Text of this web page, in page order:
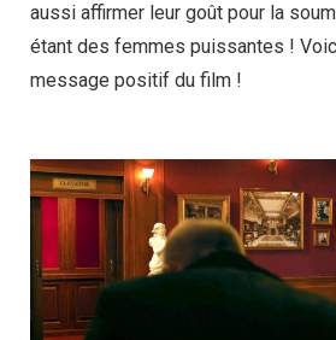
aussi affirmer leur goût pour la
étant des femmes puissantes !
message positif du film !